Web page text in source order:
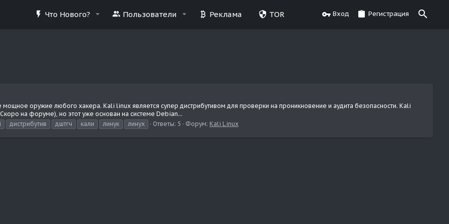
Что Нового? Пользователи Реклама TOR Вход Регистрация
оружие любого хакера. Kali linux является супер дистрибутивом для проверки на проникновение и аудита безопасности. Kali
на форуме), но этот уже основан на системе Debian...
дистрибутив дштгч кали линук линух Ответы: 5 Форум: Kali Linux